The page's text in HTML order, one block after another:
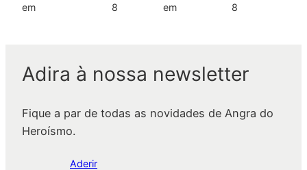
em
8
em
8
Adira à nossa newsletter
Fique a par de todas as novidades de Angra do
Heroísmo.
Aderir